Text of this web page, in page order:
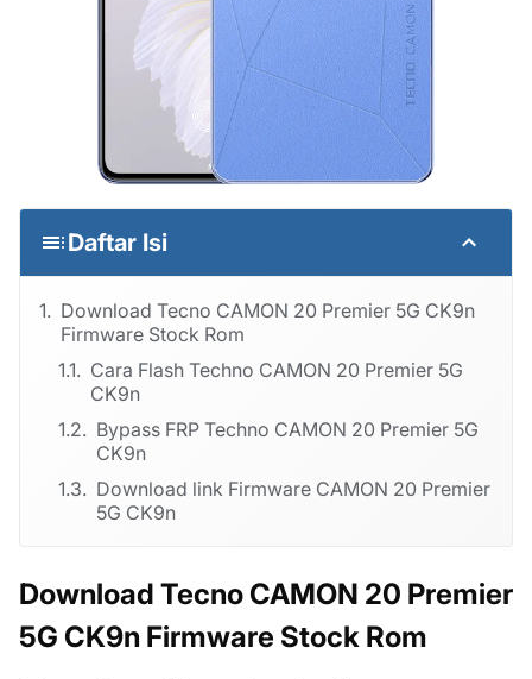
Daftar Isi
Download Tecno CAMON 20 Premier 5G CK9n
Firmware Stock Rom
Cara Flash Techno CAMON 20 Premier 5G
CK9n
Bypass FRP Techno CAMON 20 Premier 5G
CK9n
Download link Firmware CAMON 20 Premier
5G CK9n
Download Tecno CAMON 20 Premier
5G CK9n Firmware Stock Rom